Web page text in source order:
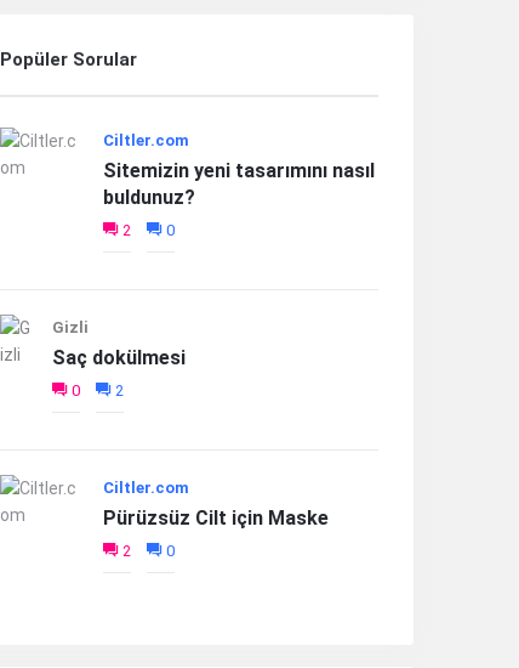
Popüler Sorular
Ciltler.com
Sitemizin yeni tasarımını nasıl
buldunuz?
2 0
Gizli
Saç dokülmesi
0 2
Ciltler.com
Pürüzsüz Cilt için Maske
2 0